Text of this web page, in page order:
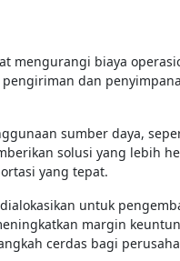
mengurangi biaya
dan
sumber daya,
solusi yang lebih
yang tepat.
untuk
margin
cerdas bagi